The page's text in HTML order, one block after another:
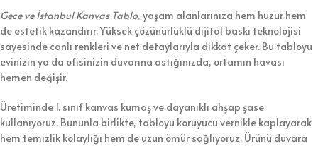
Gece ve İstanbul Kanvas Tablo, yaşam alanlarınıza hem huzur hem
de estetik kazandırır. Yüksek çözünürlüklü dijital baskı teknolojisi
sayesinde canlı renkleri ve net detaylarıyla dikkat çeker. Bu tabloyu
evinizin ya da ofisinizin duvarına astığınızda, ortamın havası
hemen değişir.
Üretiminde 1. sınıf kanvas kumaş ve dayanıklı ahşap şase
kullanıyoruz. Bununla birlikte, tabloyu koruyucu vernikle kaplayarak
hem temizlik kolaylığı hem de uzun ömür sağlıyoruz. Ürünü duvara